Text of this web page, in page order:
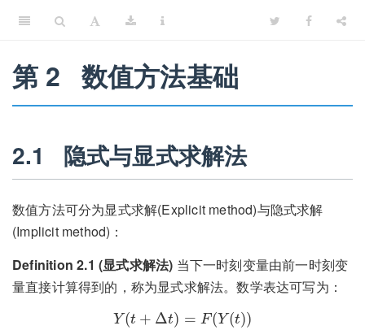
第 2 数值方法基础
2.1 隐式与显式求解法
数值方法可分为显式求解(Explicit method)与隐式求解
(Implicit method)：
Definition 2.1 (显式求解法) 当下一时刻变量由前一时刻变
量直接计算得到的，称为显式求解法。数学表达可写为：
Y(t + Δt) = F(Y(t))
Y ( +Δt) (Y(t))